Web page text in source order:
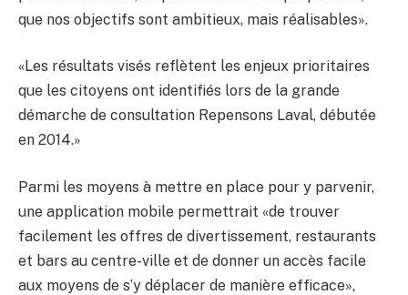
que nos objectifs sont ambitieux, mais réalisables».
«Les résultats visés reflètent les enjeux prioritaires
que les citoyens ont identifiés lors de la grande
démarche de consultation Repensons Laval, débutée
en 2014.»
Parmi les moyens à mettre en place pour y parvenir,
une application mobile permettrait «de trouver
facilement les offres de divertissement, restaurants
et bars au centre-ville et de donner un accès facile
aux moyens de s’y déplacer de manière efficace»,